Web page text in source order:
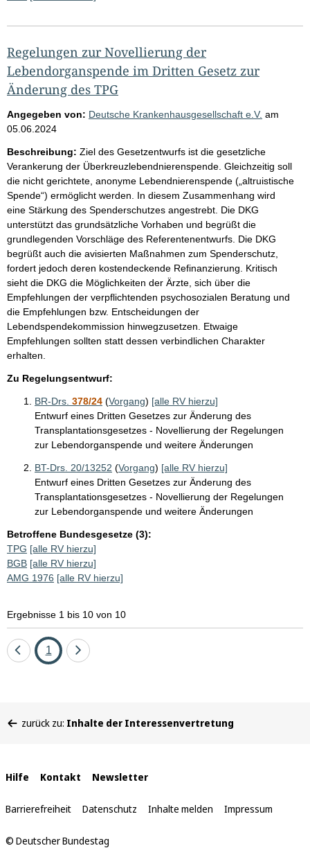
Regelungen zur Novellierung der
Lebendorganspende im Dritten Gesetz zur
Änderung des TPG
Angegeben von: Deutsche Krankenhausgesellschaft e.V. am
05.06.2024
Beschreibung: Ziel des Gesetzentwurfs ist die gesetzliche
Verankerung der Überkreuzlebendnierenspende. Gleichzeitig soll
die nicht gerichtete, anonyme Lebendnierenspende („altruistische
Spende“) ermöglicht werden. In diesem Zusammenhang wird
eine Stärkung des Spenderschutzes angestrebt. Die DKG
unterstützt das grundsätzliche Vorhaben und begrüßt die
grundlegenden Vorschläge des Referentenentwurfs. Die DKG
begrüßt auch die avisierten Maßnahmen zum Spenderschutz,
fordert jedoch deren kostendeckende Refinanzierung. Kritisch
sieht die DKG die Möglichkeiten der Ärzte, sich über die
Empfehlungen der verpflichtenden psychosozialen Beratung und
die Empfehlungen bzw. Entscheidungen der
Lebendspendekommission hinwegzusetzen. Etwaige
Empfehlungen sollten statt dessen verbindlichen Charakter
erhalten.
Zu Regelungsentwurf:
BR-Drs. 378/24 (Vorgang) [alle RV hierzu]
Entwurf eines Dritten Gesetzes zur Änderung des
Transplantationsgesetzes - Novellierung der Regelungen
zur Lebendorganspende und weitere Änderungen
BT-Drs. 20/13252 (Vorgang) [alle RV hierzu]
Entwurf eines Dritten Gesetzes zur Änderung des
Transplantationsgesetzes - Novellierung der Regelungen
zur Lebendorganspende und weitere Änderungen
Betroffene Bundesgesetze (3):
TPG [alle RV hierzu]
BGB [alle RV hierzu]
AMG 1976 [alle RV hierzu]
Ergebnisse 1 bis 10 von 10
EineSeite
1
Eine
befinden
zurück zu: Inhalte der Interessenvertretung
Interne
Links
Hilfe Kontakt Newsletter
Barrierefreiheit Datenschutz Inhalte melden Impressum
© Deutscher Bundestag